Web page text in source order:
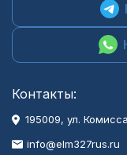
Контакты:
195009, ул.
info@elm327rus.ru